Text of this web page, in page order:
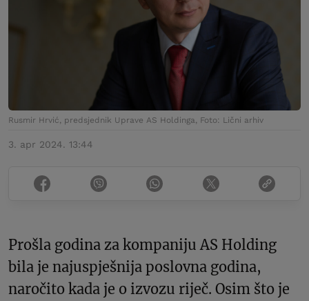
Rusmir Hrvić, predsjednik Uprave AS Holdinga, Foto: Lični arhiv
3. apr 2024. 13:44
Prošla godina za kompaniju AS Holding
bila je najuspješnija poslovna godina,
naročito kada je o izvozu riječ. Osim što je